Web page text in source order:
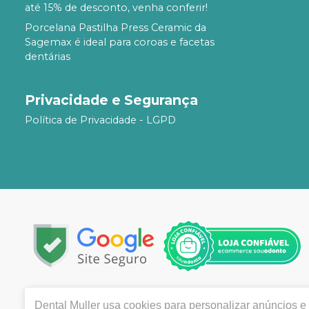
até 15% de desconto, venha conferir!
Porcelana Pastilha Press Ceramic da
Sagemax é ideal para coroas e facetas
dentárias
Privacidade e Segurança
Política de Privacidade - LGPD
Copyright © 2024 | Todos os direitos reservados |
Dental Muller usa cookies para personalizar anúncios